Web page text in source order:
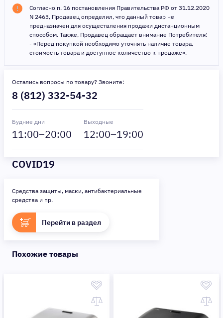
Согласно п. 16 постановления Правительства РФ от 31.12.2020
N 2463, Продавец определил, что данный товар не
предназначен для осуществления продажи дистанционным
способом. Также, Продавец обращает внимание Потребителя:
- «Перед покупкой необходимо уточнять наличие товара,
стоимость товара и доступное количество к продаже».
Остались вопросы по товару? Звоните:
8 (812) 332-54-32
Будние дни
11:00–20:00
Выходные
12:00–19:00
COVID19
Средства защиты, маски, антибактериальные
средства и пр.
Перейти в раздел
Похожие товары